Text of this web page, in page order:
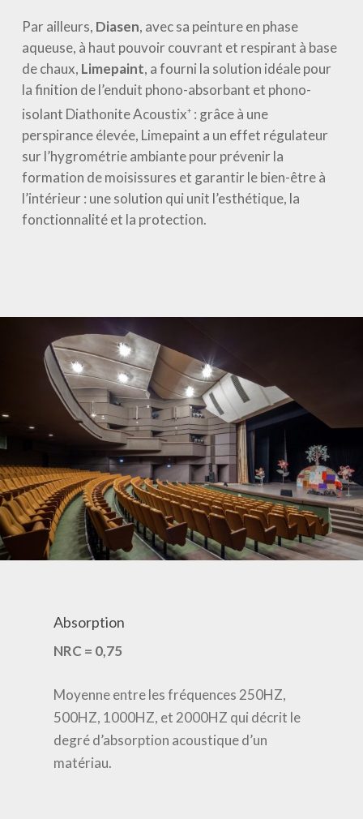
Par ailleurs, Diasen, avec sa peinture en phase
aqueuse, à haut pouvoir couvrant et respirant à base
de chaux, Limepaint, a fourni la solution idéale pour
la finition de l’enduit phono-absorbant et phono-
isolant Diathonite Acoustix+ : grâce à une
perspirance élevée, Limepaint a un effet régulateur
sur l’hygrométrie ambiante pour prévenir la
formation de moisissures et garantir le bien-être à
l’intérieur : une solution qui unit l’esthétique, la
fonctionnalité et la protection.
Absorption
NRC = 0,75
Moyenne entre les fréquences 250HZ,
500HZ, 1000HZ, et 2000HZ qui décrit le
degré d’absorption acoustique d’un
matériau.